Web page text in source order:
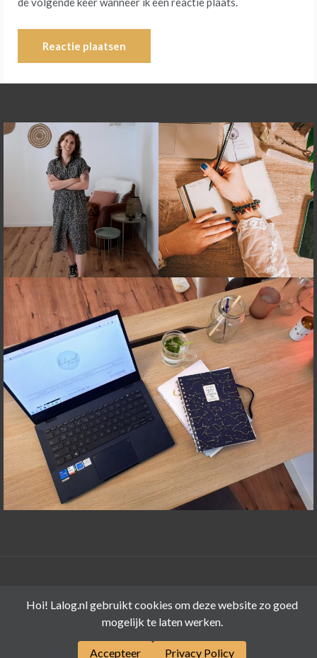
Hoi! Lalog.nl gebruikt cookies om deze website zo goed
mogelijk te laten werken.
Accepteer Privacy Policy